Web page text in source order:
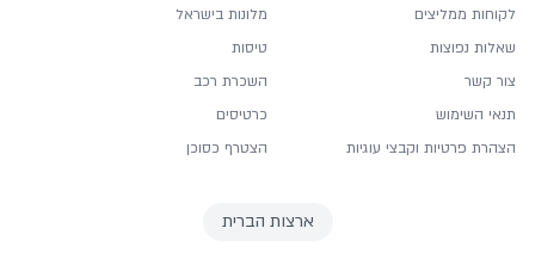
Laundry Service
Lifts
לקוחות ממליצים
שאלות נפוצות
צור קשר
תנאי השימוש
הצהרת פרטיות וקבצי עוגיות
מלונות בישראל
טיסות
השכרת רכב
כרטיסים
הצטרף כסוכן
ארצות הברית